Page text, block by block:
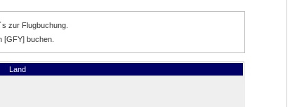
zur Flugbuchung.
[GFY] buchen.
Land